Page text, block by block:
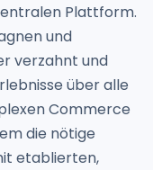
Plattform.
und
verzahnt und
über alle
Commerce
die nötige
etablierten,